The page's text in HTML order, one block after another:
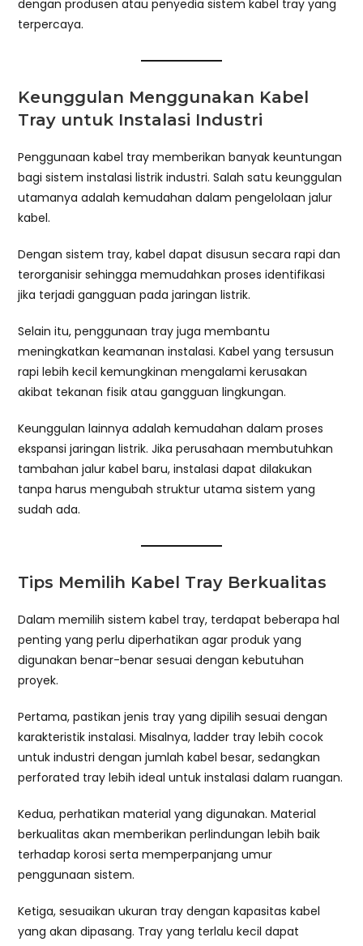
dengan produsen atau penyedia sistem kabel tray yang
terpercaya.
Keunggulan Menggunakan Kabel
Tray untuk Instalasi Industri
Penggunaan kabel tray memberikan banyak keuntungan
bagi sistem instalasi listrik industri. Salah satu keunggulan
utamanya adalah kemudahan dalam pengelolaan jalur
kabel.
Dengan sistem tray, kabel dapat disusun secara rapi dan
terorganisir sehingga memudahkan proses identifikasi
jika terjadi gangguan pada jaringan listrik.
Selain itu, penggunaan tray juga membantu
meningkatkan keamanan instalasi. Kabel yang tersusun
rapi lebih kecil kemungkinan mengalami kerusakan
akibat tekanan fisik atau gangguan lingkungan.
Keunggulan lainnya adalah kemudahan dalam proses
ekspansi jaringan listrik. Jika perusahaan membutuhkan
tambahan jalur kabel baru, instalasi dapat dilakukan
tanpa harus mengubah struktur utama sistem yang
sudah ada.
Tips Memilih Kabel Tray Berkualitas
Dalam memilih sistem kabel tray, terdapat beberapa hal
penting yang perlu diperhatikan agar produk yang
digunakan benar-benar sesuai dengan kebutuhan
proyek.
Pertama, pastikan jenis tray yang dipilih sesuai dengan
karakteristik instalasi. Misalnya, ladder tray lebih cocok
untuk industri dengan jumlah kabel besar, sedangkan
perforated tray lebih ideal untuk instalasi dalam ruangan.
Kedua, perhatikan material yang digunakan. Material
berkualitas akan memberikan perlindungan lebih baik
terhadap korosi serta memperpanjang umur
penggunaan sistem.
Ketiga, sesuaikan ukuran tray dengan kapasitas kabel
yang akan dipasang. Tray yang terlalu kecil dapat